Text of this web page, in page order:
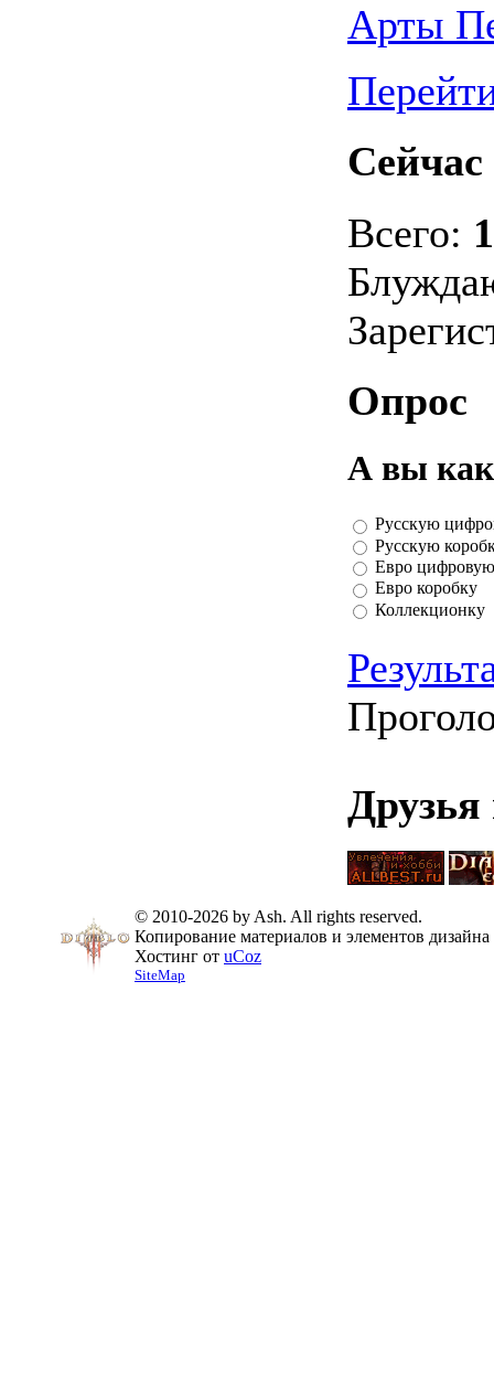
Арты
Сейчас
Всего: 1
Опрос
А вы
Русскую
Русскую
Евро цифровую
Евро коробку
Коллекционку
© 2010-2026 by Ash. All rights reserved.
Копирование материалов и элементов
Хостинг от uCoz
SiteMap